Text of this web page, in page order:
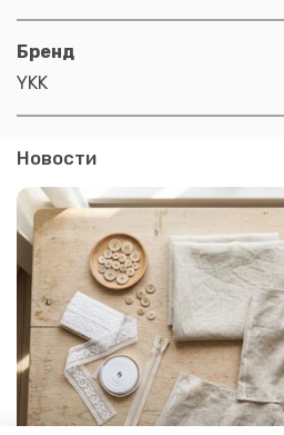
Бренд
YKK
Новости